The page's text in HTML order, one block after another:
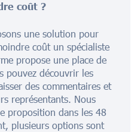
coût ?
une solution pour
coût un spécialiste
propose une place de
pouvez découvrir les
des commentaires et
représentants. Nous
proposition dans les 48
plusieurs options sont